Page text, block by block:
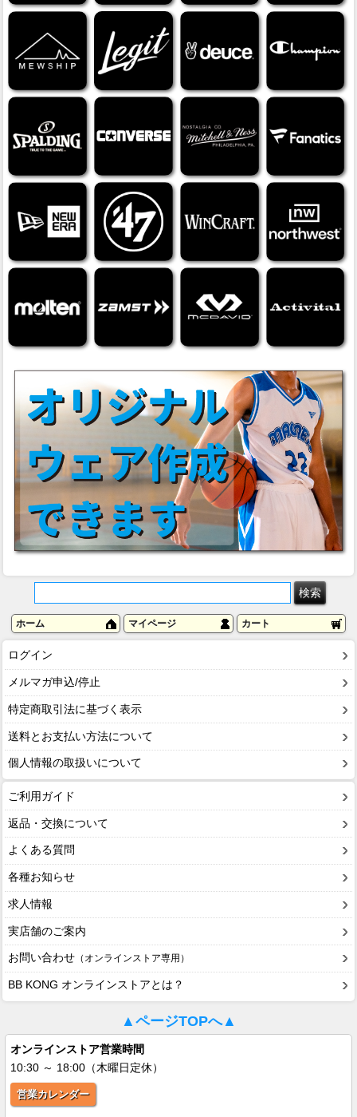
ホーム マイページ カート
ログイン
メルマガ申込/停止
特定商取引法に基づく表示
送料とお支払い方法について
個人情報の取扱いについて
ご利用ガイド
返品・交換について
よくある質問
各種お知らせ
求人情報
実店舗のご案内
お問い合わせ （オンラインストア専用）
BB KONG オンラインストアとは？
▲ページTOPへ▲
オンラインストア営業時間
10:30 ～ 18:00（木曜日定休）
営業カレンダー